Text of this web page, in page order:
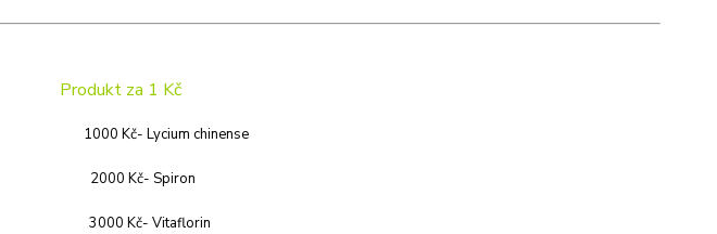
Produkt za 1 Kč
1000 Kč- Lycium chinense
2000 Kč- Spiron
3000 Kč- Vitaflorin